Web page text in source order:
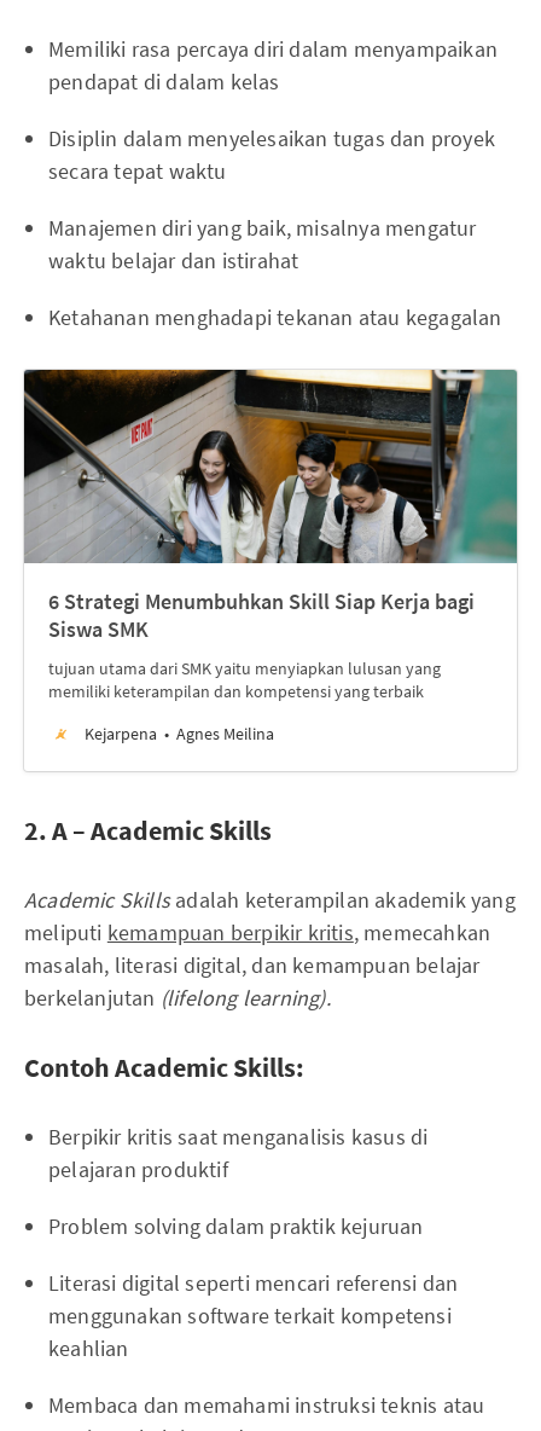
Memiliki rasa percaya diri dalam menyampaikan
pendapat di dalam kelas
Disiplin dalam menyelesaikan tugas dan proyek
secara tepat waktu
Manajemen diri yang baik, misalnya mengatur
waktu belajar dan istirahat
Ketahanan menghadapi tekanan atau kegagalan
6 Strategi Menumbuhkan Skill Siap Kerja bagi
Siswa SMK
tujuan utama dari SMK yaitu menyiapkan lulusan yang
memiliki keterampilan dan kompetensi yang terbaik
Kejarpena
Agnes Meilina
2. A – Academic Skills
Academic Skillsadalah keterampilan akademik yang
meliputi kemampuan berpikir kritis, memecahkan
masalah, literasi digital, dan kemampuan belajar
berkelanjutan (lifelong learning).
Contoh Academic Skills:
Berpikir kritis saat menganalisis kasus di
pelajaran produktif
Problem solving dalam praktik kejuruan
Literasi digital seperti mencari referensi dan
menggunakan software terkait kompetensi
keahlian
Membaca dan memahami instruksi teknis atau